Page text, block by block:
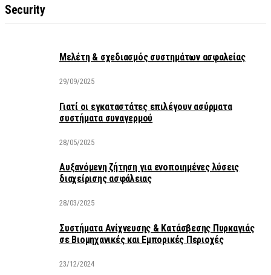
Security
Μελέτη & σχεδιασμός συστημάτων ασφαλείας
29/09/2025
Γιατί οι εγκαταστάτες επιλέγουν ασύρματα
συστήματα συναγερμού
28/05/2025
Αυξανόμενη ζήτηση για ενοποιημένες λύσεις
διαχείρισης ασφάλειας
28/03/2025
Συστήματα Ανίχνευσης & Κατάσβεσης Πυρκαγιάς
σε Βιομηχανικές και Εμπορικές Περιοχές
23/12/2024